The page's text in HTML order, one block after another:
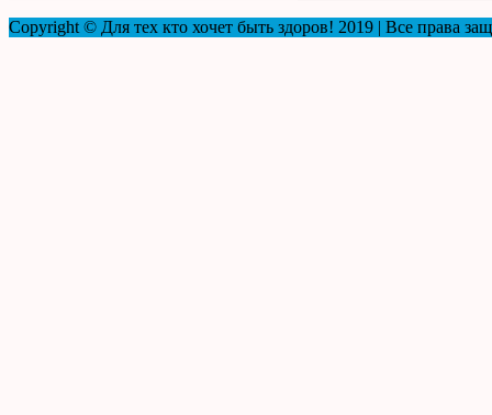
Copyright © Для тех кто хочет быть здоров! 2019 | Все права